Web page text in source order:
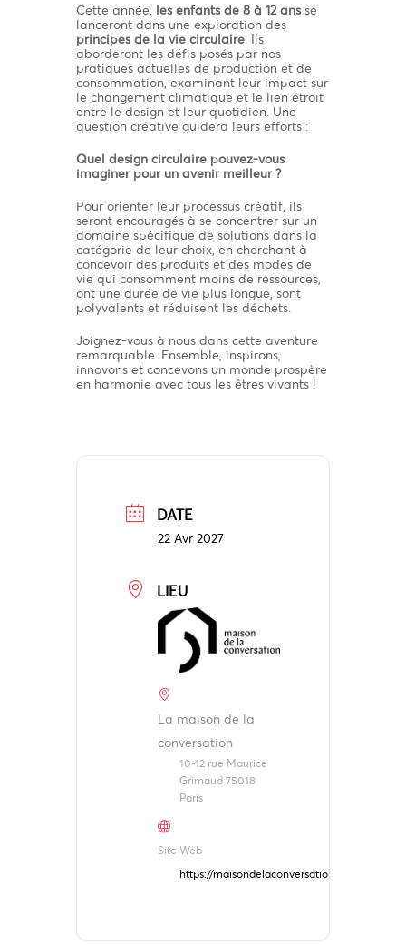
Cette année, les enfants de 8 à 12 ans se
lanceront dans une exploration des
principes de la vie circulaire. Ils
aborderont les défis posés par nos
pratiques actuelles de production et de
consommation, examinant leur impact sur
le changement climatique et le lien étroit
entre le design et leur quotidien. Une
question créative guidera leurs efforts :
Quel design circulaire pouvez-vous
imaginer pour un avenir meilleur ?
Pour orienter leur processus créatif, ils
seront encouragés à se concentrer sur un
domaine spécifique de solutions dans la
catégorie de leur choix, en cherchant à
concevoir des produits et des modes de
vie qui consomment moins de ressources,
ont une durée de vie plus longue, sont
polyvalents et réduisent les déchets.
Joignez-vous à nous dans cette aventure
remarquable. Ensemble, inspirons,
innovons et concevons un monde prospère
en harmonie avec tous les êtres vivants !
DATE
22 Avr 2027
LIEU
La maison de la
conversation
10-12 rue Maurice
Grimaud 75018
Paris
Site Web
https://maisondelaconversation.org